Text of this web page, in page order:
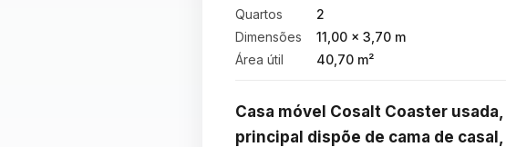
Quartos
2
Dimensões
11,00 × 3,70 m
Área útil
40,70 m²
Casa móvel Cosalt Coaster
principal dispõe de cama de